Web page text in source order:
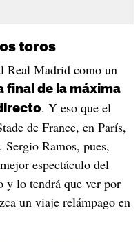
toros
Real Madrid como un
final de la máxima
. Y eso que el
de France, en París,
Ramos, pues,
espectáculo del
y lo tendrá que ver por
un viaje relámpago en